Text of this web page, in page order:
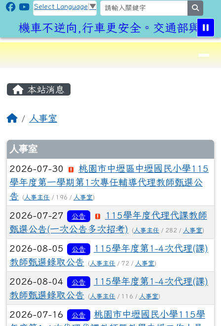
跳至主內容區
CLPS Site
Select Language ▼
機車不逆向,行車更安全。交通部與桃
⏸
導覽列
本站消息
回首頁
人事室
文章列表
人事室
2026-07-30
桃園市中壢區中壢國民小學115
學年度第一學期第1次專任輔導代理教師甄選公
告
( 人事主任 / 196 / 人事室)
2026-07-27 公告
115學年度代理代課教師
甄選公告(一次公告多次招考)
( 人事主任 / 282 / 人事室)
2026-08-05 公告
115學年度第1-4次代理(課)
教師甄選錄取公告
( 人事主任 / 72 / 人事室)
2026-08-04 公告
115學年度第1-4次代理(課)
教師甄選錄取公告
( 人事主任 / 116 / 人事室)
2026-07-16 公告
桃園市中壢國民小學115學